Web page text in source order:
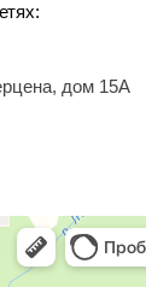
дом 15А